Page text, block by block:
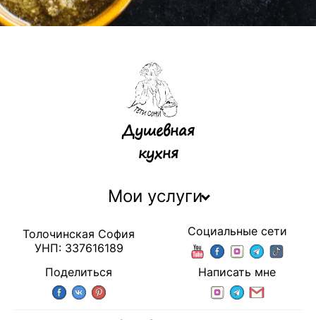
Душевная
кухня
Мои услуги
Толочинская София
УНП: 337616189
Социальные сети
Поделиться Написать мне